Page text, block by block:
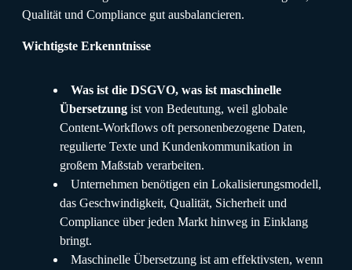
Qualität und Compliance gut ausbalancieren.
Wichtigste Erkenntnisse
Was ist die DSGVO, was ist maschinelle
Übersetzung ist von Bedeutung, weil globale
Content-Workflows oft personenbezogene Daten,
regulierte Texte und Kundenkommunikation in
großem Maßstab verarbeiten.
Unternehmen benötigen ein Lokalisierungsmodell,
das Geschwindigkeit, Qualität, Sicherheit und
Compliance über jeden Markt hinweg in Einklang
bringt.
Maschinelle Übersetzung ist am effektivsten, wenn